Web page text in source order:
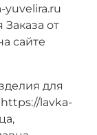
yuvelira.ru
от
сайте
для
https://lavka-